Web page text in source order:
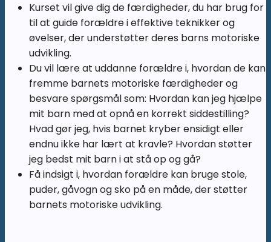
Kurset vil give dig de færdigheder, du har brug for
til at guide forældre i effektive teknikker og
øvelser, der understøtter deres barns motoriske
udvikling.
Du vil lære at uddanne forældre i, hvordan de kan
fremme barnets motoriske færdigheder og
besvare spørgsmål som: Hvordan kan jeg hjælpe
mit barn med at opnå en korrekt siddestilling?
Hvad gør jeg, hvis barnet kryber ensidigt eller
endnu ikke har lært at kravle? Hvordan støtter
jeg bedst mit barn i at stå op og gå?
Få indsigt i, hvordan forældre kan bruge stole,
puder, gåvogn og sko på en måde, der støtter
barnets motoriske udvikling.